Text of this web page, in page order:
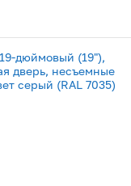
дюймовый (19"),
дверь, несъемные
серый (RAL 7035)